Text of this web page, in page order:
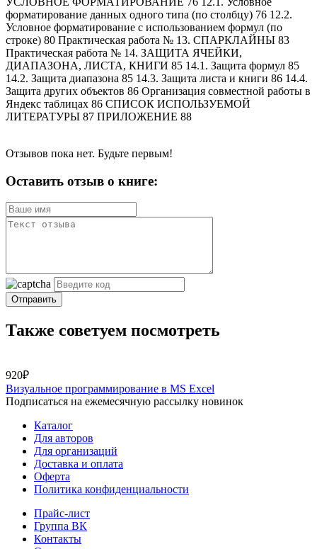
форматирование данных одного типа (по столбцу) 76 12.2.
Условное форматирование с использованием формул (по
строке) 80 Практическая работа № 13. СПАРКЛАЙНЫ 83
Практическая работа № 14. ЗАЩИТА ЯЧЕЙКИ,
ДИАПАЗОНА, ЛИСТА, КНИГИ 85 14.1. Защита формул 85
14.2. Защита диапазона 85 14.3. Защита листа и книги 86 14.4.
Защита других объектов 86 Организация совместной работы в
Яндекс таблицах 86 СПИСОК ИСПОЛЬЗУЕМОЙ
ЛИТЕРАТУРЫ 87 ПРИЛОЖЕНИЕ 88
Отзывов пока нет. Будьте первым!
Оставить отзыв о книге:
Отправить
Также советуем посмотреть
920₽
Визуальное программирование в MS Excel
Подписаться на ежемесячную рассылку новинок
Каталог
Для авторов
Для организаций
Доставка и оплата
Оферта
Политика конфиденциальности
Прайс-лист
Группа ВК
Контакты